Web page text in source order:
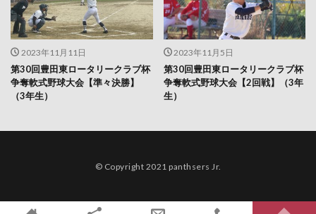
2023年11月11日
第30回豊田東ロータリークラブ杯
争奪軟式野球大会【準々決勝】
（3年生）
2023年11月5日
第30回豊田東ロータリークラブ杯
争奪軟式野球大会【2回戦】（3年
生）
© Copyright 2021 panthsers Jr.